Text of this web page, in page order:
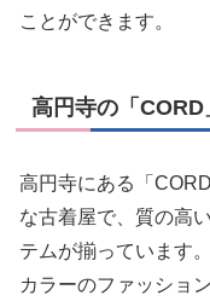
ことができます。
高円寺の「CORD
高円寺にある「
な古着屋で、質の高
テムが揃っています
カラーのファッショ